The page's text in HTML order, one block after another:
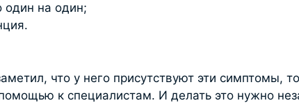
один на один;
что у него присутствуют эти симптомы,
к специалистам. И делать это нужно